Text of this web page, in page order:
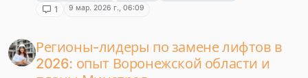
1 9 мар. 2026 г., 06:09
Регионы-лидеры по замене лифтов в
2026: опыт Воронежской области и